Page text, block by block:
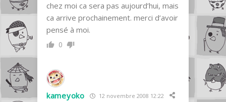
chez moi ca sera pas aujourd’hui, mais
ca arrive prochainement. merci d’avoir
pensé à moi.
0
kameyoko 12 novembre 2008 12:22